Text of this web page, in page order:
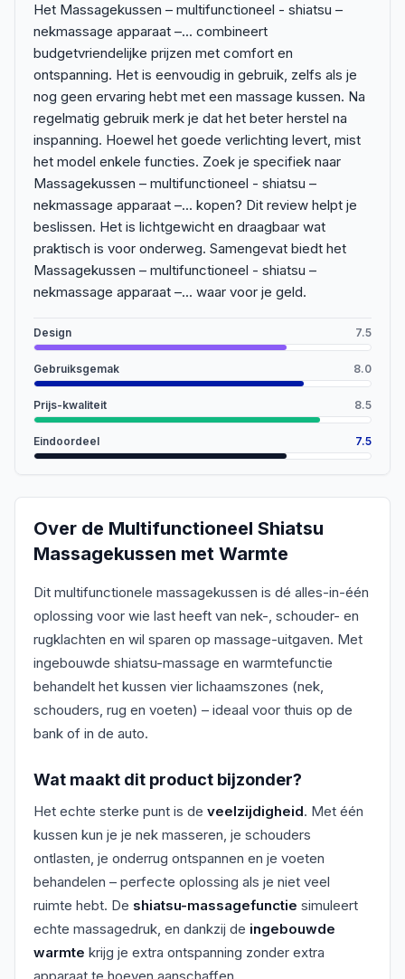
Het Massagekussen – multifunctioneel - shiatsu –
nekmassage apparaat –... combineert
budgetvriendelijke prijzen met comfort en
ontspanning. Het is eenvoudig in gebruik, zelfs als je
nog geen ervaring hebt met een massage kussen. Na
regelmatig gebruik merk je dat het beter herstel na
inspanning. Hoewel het goede verlichting levert, mist
het model enkele functies. Zoek je specifiek naar
Massagekussen – multifunctioneel - shiatsu –
nekmassage apparaat –... kopen? Dit review helpt je
beslissen. Het is lichtgewicht en draagbaar wat
praktisch is voor onderweg. Samengevat biedt het
Massagekussen – multifunctioneel - shiatsu –
nekmassage apparaat –... waar voor je geld.
Design 7.5
Gebruiksgemak 8.0
Prijs-kwaliteit 8.5
Eindoordeel 7.5
Over de Multifunctioneel Shiatsu
Massagekussen met Warmte
Dit multifunctionele massagekussen is dé alles-in-één
oplossing voor wie last heeft van nek-, schouder- en
rugklachten en wil sparen op massage-uitgaven. Met
ingebouwde shiatsu-massage en warmtefunctie
behandelt het kussen vier lichaamszones (nek,
schouders, rug en voeten) – ideaal voor thuis op de
bank of in de auto.
Wat maakt dit product bijzonder?
Het echte sterke punt is de veelzijdigheid. Met één
kussen kun je je nek masseren, je schouders
ontlasten, je onderrug ontspannen en je voeten
behandelen – perfecte oplossing als je niet veel
ruimte hebt. De shiatsu-massagefunctie simuleert
echte massagedruk, en dankzij de ingebouwde
warmte krijg je extra ontspanning zonder extra